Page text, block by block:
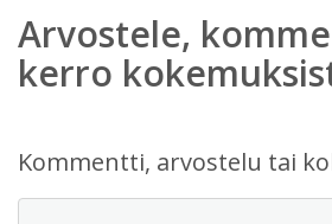
Arvostele,
kerro
Kommentti, arvostelu tai